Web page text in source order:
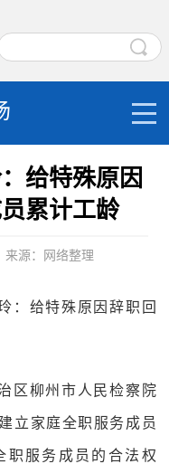
给特殊原因
累计工龄
来源：网络整理
：给特殊原因辞职回
区柳州市人民检察院
立家庭全职服务成员
职服务成员的合法权